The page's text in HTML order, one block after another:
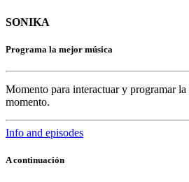
SONIKA
Programa la mejor música
Momento para interactuar y programar
momento.
Info and episodes
A continuación